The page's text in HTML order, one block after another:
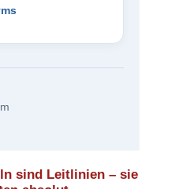
sind Leitlinien – sie